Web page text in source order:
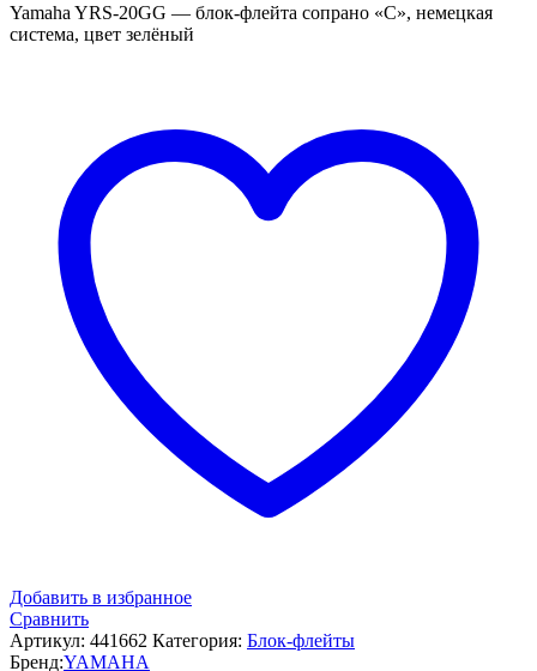
Yamaha YRS-20GG — блок-флейта сопрано «C», немецкая
система, цвет зелёный
Добавить в избранное
Сравнить
Артикул: 441662 Категория: Блок-флейты
Бренд:YAMAHA